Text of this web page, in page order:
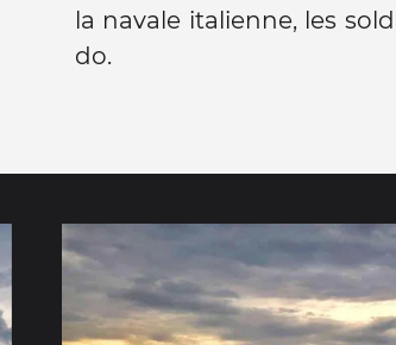
la navale italienne, les
do.